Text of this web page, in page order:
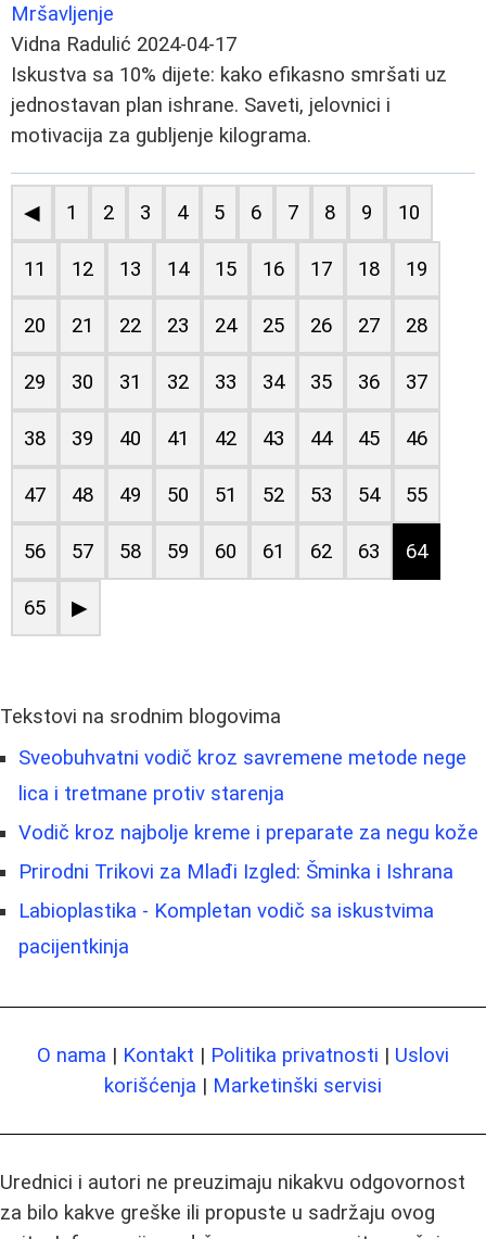
Mršavljenje
Vidna Radulić 2024-04-17
Iskustva sa 10% dijete: kako efikasno smršati uz
jednostavan plan ishrane. Saveti, jelovnici i
motivacija za gubljenje kilograma.
◀ 1 2 3 4 5 6 7 8 9 10
11 12 13 14 15 16 17 18 19
20 21 22 23 24 25 26 27 28
29 30 31 32 33 34 35 36 37
38 39 40 41 42 43 44 45 46
47 48 49 50 51 52 53 54 55
56 57 58 59 60 61 62 63 64
65 ▶
Tekstovi na srodnim blogovima
Sveobuhvatni vodič kroz savremene metode nege
lica i tretmane protiv starenja
Vodič kroz najbolje kreme i preparate za negu kože
Prirodni Trikovi za Mlađi Izgled: Šminka i Ishrana
Labioplastika - Kompletan vodič sa iskustvima
pacijentkinja
O nama | Kontakt | Politika privatnosti | Uslovi
korišćenja | Marketinški servisi
Urednici i autori ne preuzimaju nikakvu odgovornost
za bilo kakve greške ili propuste u sadržaju ovog